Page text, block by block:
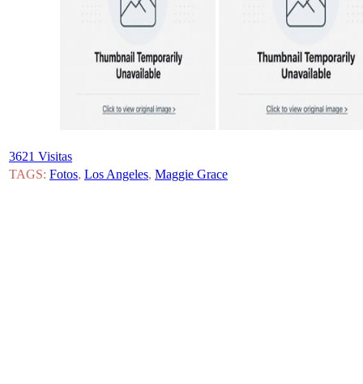
3621 Visitas
TAGS: Fotos, Los Angeles, Maggie Grace